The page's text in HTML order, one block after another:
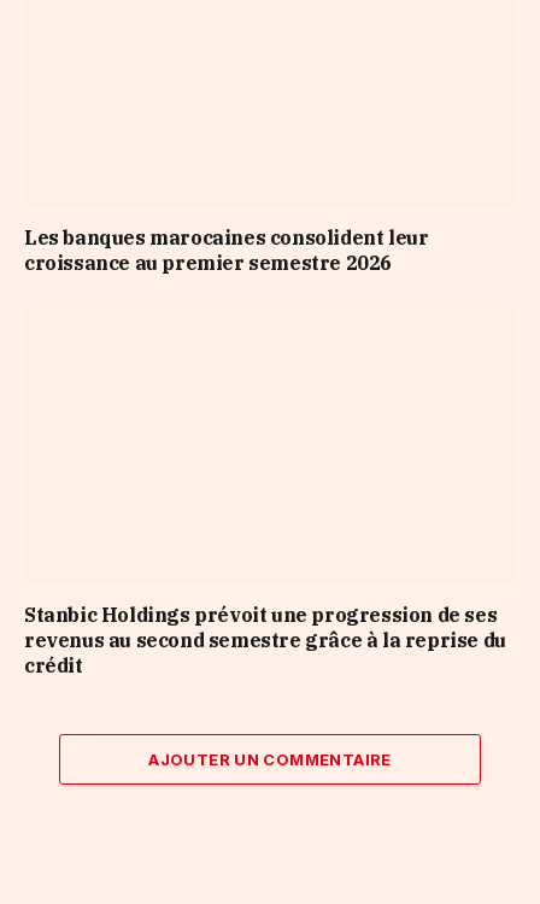
Les banques marocaines consolident leur
croissance au premier semestre 2026
Stanbic Holdings prévoit une progression de ses
revenus au second semestre grâce à la reprise du
crédit
AJOUTER UN COMMENTAIRE